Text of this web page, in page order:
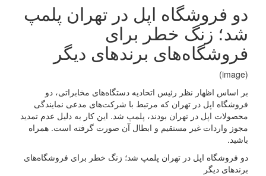
دو فروشگاه اپل در تهران پلمپ
شد؛ زنگ خطر برای
فروشگاه‌های برندهای دیگر
(image)
بر اساس اظهار نظر رئیس اتحادیه دستگاه‌های مخابراتی، دو
فروشگاه اپل در تهران که مرتبط با شرکت‌های مدعی نمایندگی
محصولات اپل در تهران بودند، پلمپ شد. این کار به دلیل عدم تمدید
مجوز واردات غیر مستقیم و ابطال آن صورت گرفته است. همراه
باشید.
دو فروشگاه اپل در تهران پلمپ شد؛ زنگ خطر برای فروشگاه‌های
برندهای دیگر